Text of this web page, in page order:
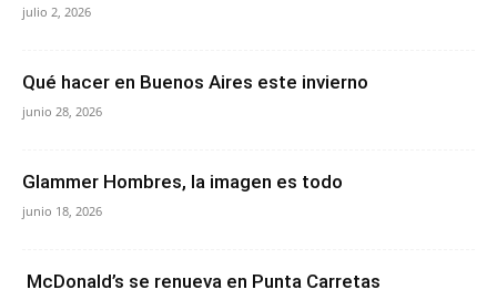
julio 2, 2026
Qué hacer en Buenos Aires este invierno
junio 28, 2026
Glammer Hombres, la imagen es todo
junio 18, 2026
McDonald’s se renueva en Punta Carretas